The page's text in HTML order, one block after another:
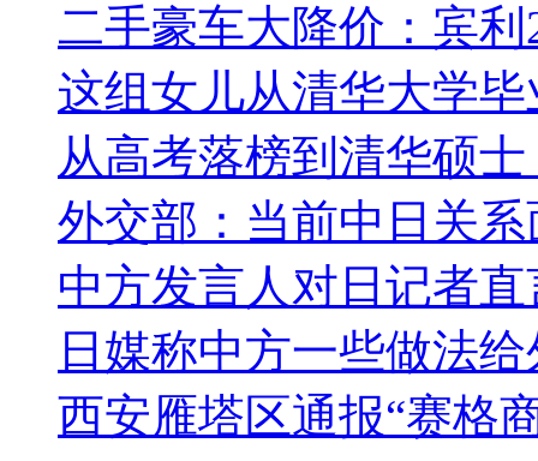
二手豪车大降价：宾
这组女儿从清华大学
从高考落榜到清华硕
外交部：当前中日关
中方发言人对日记者
日媒称中方一些做法
西安雁塔区通报“赛格